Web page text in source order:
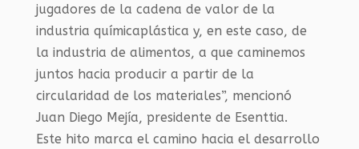
jugadores de la cadena de valor de la
industria químicaplástica y, en este caso, de
la industria de alimentos, a que caminemos
juntos hacia producir a partir de la
circularidad de los materiales”, mencionó
Juan Diego Mejía, presidente de Esenttia.
Este hito marca el camino hacia el desarrollo